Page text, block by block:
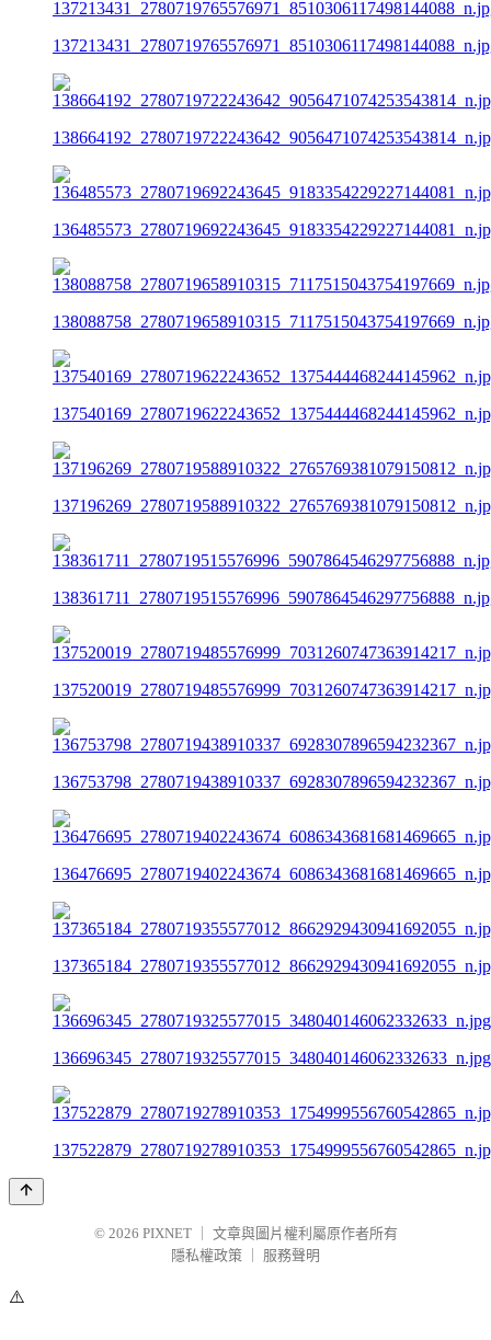
136696345_2780719325577015_348040146062332633_n.jpg
© 2026 PIXNET
文章與圖片權利屬原作者所有
隱私權政策
服務聲明
⚠️